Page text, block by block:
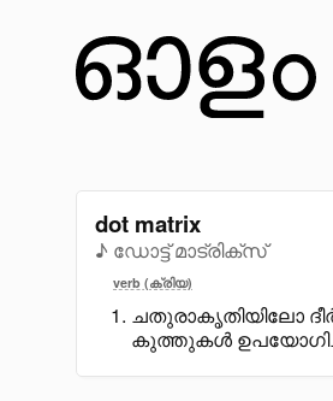
dot matrix
♪ ഡോട്ട് മാട്രിക്സ്
verb (ക്രിയ)
ചതുരാകൃതിയിലോ
കുത്തുകൾ